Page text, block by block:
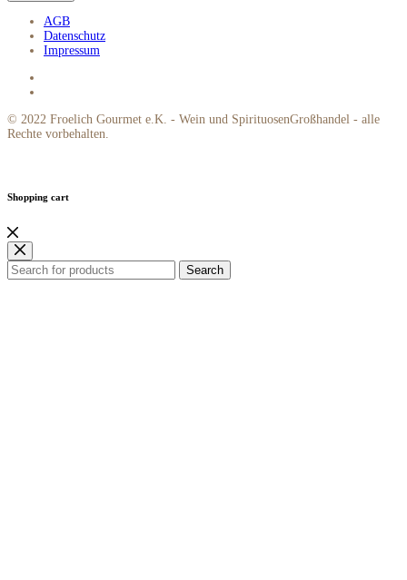
AGB
Datenschutz
Impressum
© 2022 Froelich Gourmet e.K. - Wein und SpirituosenGroßhandel - alle
Rechte vorbehalten.
Shopping cart
Search